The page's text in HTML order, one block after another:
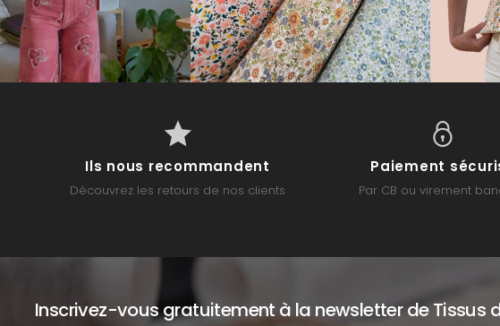
Ils nous recommandent
Découvrez les retours de nos clients
Paiement
Par CB ou virement
Inscrivez-vous gratuitement à la newsletter de Tissus